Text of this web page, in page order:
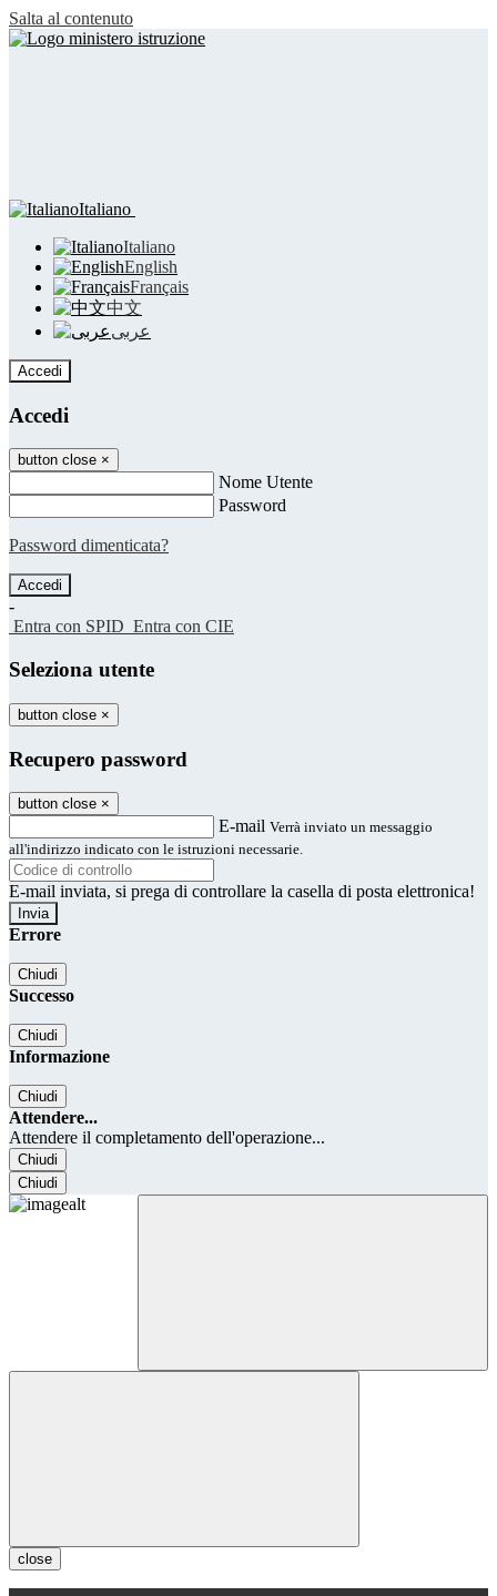
Salta al contenuto
Italiano
Italiano
English
Français
中文
عربى
Accedi
Accedi
button close ×
Nome Utente
Password
Password dimenticata?
-
Entra con SPID Entra con CIE
Seleziona utente
button close ×
Recupero password
button close ×
E-mail Verrà inviato un messaggio
all'indirizzo indicato con le istruzioni necessarie.
E-mail inviata, si prega di controllare la casella di posta elettronica!
Errore
Chiudi
Successo
Chiudi
Informazione
Chiudi
Attendere...
Attendere il completamento dell'operazione...
Chiudi
Chiudi
close